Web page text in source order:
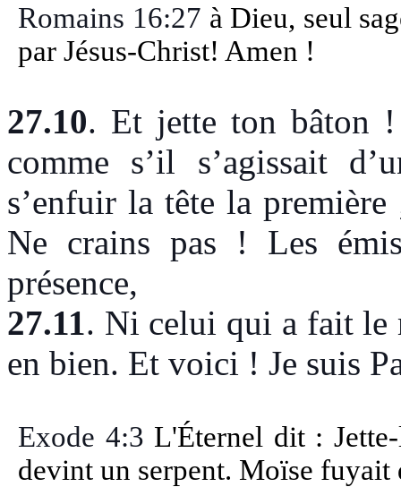
Romains 16:27 à Dieu, seul
par Jésus-Christ! Amen !
27.10. Et jette ton bâton
comme s’il s’agissait
s’enfuir la tête la
Ne crains pas ! Les
présence,
27.11. Ni celui qui a fait le
en bien. Et voici ! Je suis
Exode 4:3 L'Éternel dit :
devint un serpent. Moïse fuyait